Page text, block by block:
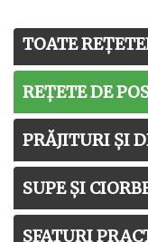
TOATE
REȚETE DE
PRĂJITURI ȘI
SUPE ȘI
SFATURI